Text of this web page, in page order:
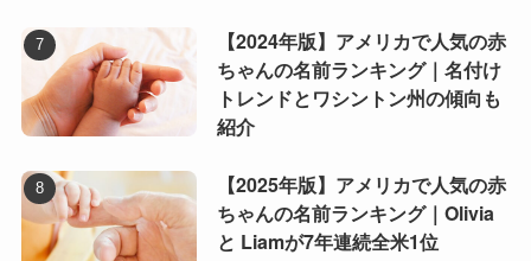
【2024年版】アメリカで人気の赤
ちゃんの名前ランキング｜名付け
トレンドとワシントン州の傾向も
紹介
【2025年版】アメリカで人気の赤
ちゃんの名前ランキング｜Olivia
と Liamが7年連続全米1位